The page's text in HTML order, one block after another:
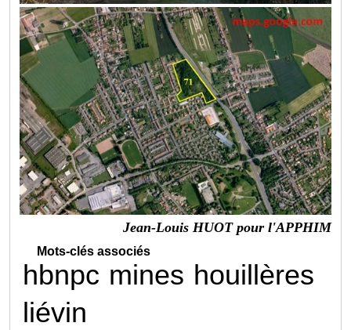
Jean-Louis HUOT pour l'APPHIM
Mots-clés associés
hbnpc mines houillères
liévin